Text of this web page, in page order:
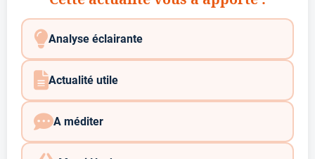
Analyse éclairante
Actualité utile
A méditer